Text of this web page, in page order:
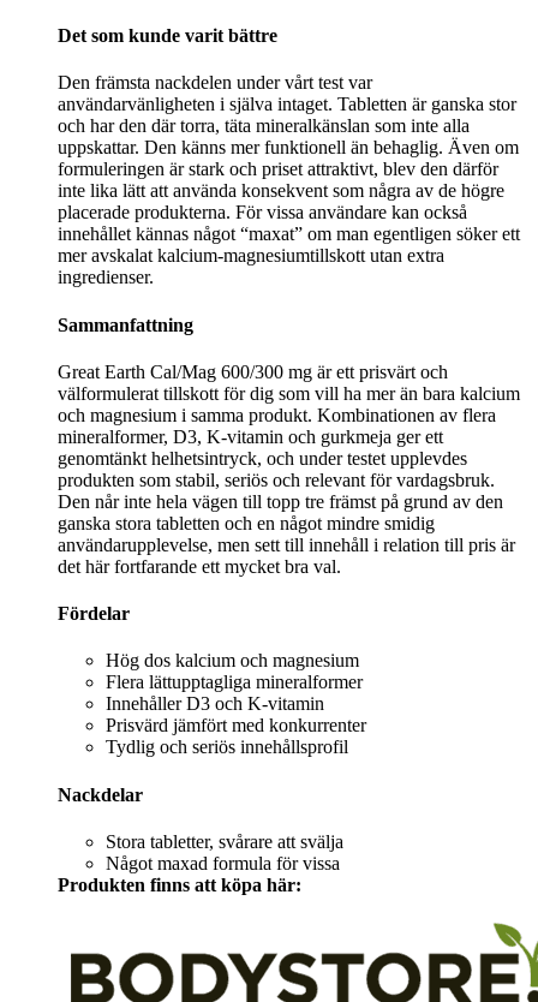
Det som kunde varit bättre
Den främsta nackdelen under vårt test var
användarvänligheten i själva intaget. Tabletten är ganska stor
och har den där torra, täta mineralkänslan som inte alla
uppskattar. Den känns mer funktionell än behaglig. Även om
formuleringen är stark och priset attraktivt, blev den därför
inte lika lätt att använda konsekvent som några av de högre
placerade produkterna. För vissa användare kan också
innehållet kännas något “maxat” om man egentligen söker ett
mer avskalat kalcium-magnesiumtillskott utan extra
ingredienser.
Sammanfattning
Great Earth Cal/Mag 600/300 mg är ett prisvärt och
välformulerat tillskott för dig som vill ha mer än bara kalcium
och magnesium i samma produkt. Kombinationen av flera
mineralformer, D3, K-vitamin och gurkmeja ger ett
genomtänkt helhetsintryck, och under testet upplevdes
produkten som stabil, seriös och relevant för vardagsbruk.
Den når inte hela vägen till topp tre främst på grund av den
ganska stora tabletten och en något mindre smidig
användarupplevelse, men sett till innehåll i relation till pris är
det här fortfarande ett mycket bra val.
Fördelar
Hög dos kalcium och magnesium
Flera lättupptagliga mineralformer
Innehåller D3 och K-vitamin
Prisvärd jämfört med konkurrenter
Tydlig och seriös innehållsprofil
Nackdelar
Stora tabletter, svårare att svälja
Något maxad formula för vissa
Produkten finns att köpa här: